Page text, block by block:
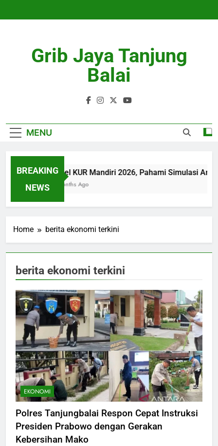
Grib Jaya Tanjung
Balai
MENU
BREAKING
NEWS
Tabel KUR Mandiri 2026, Pahami Simulasi
4 Months Ago
Home berita ekonomi terkini
berita ekonomi terkini
EKONOMI
Polres Tanjungbalai Respon Cepat Instruksi
Presiden Prabowo dengan Gerakan
Kebersihan Mako